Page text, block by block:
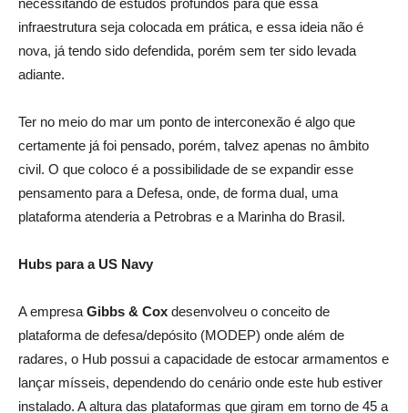
necessitando de estudos profundos para que essa
infraestrutura seja colocada em prática, e essa ideia não é
nova, já tendo sido defendida, porém sem ter sido levada
adiante.
Ter no meio do mar um ponto de interconexão é algo que
certamente já foi pensado, porém, talvez apenas no âmbito
civil. O que coloco é a possibilidade de se expandir esse
pensamento para a Defesa, onde, de forma dual, uma
plataforma atenderia a Petrobras e a Marinha do Brasil.
Hubs para a US Navy
A empresa Gibbs & Cox desenvolveu o conceito de
plataforma de defesa/depósito (MODEP) onde além de
radares, o Hub possui a capacidade de estocar armamentos e
lançar mísseis, dependendo do cenário onde este hub estiver
instalado. A altura das plataformas que giram em torno de 45 a